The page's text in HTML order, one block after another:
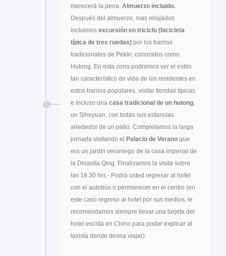
merecerá la pena. Almuerzo incluido.
Después del almuerzo, mas relajados
incluimos excursión en triciclo (bicicleta
típica de tres ruedas) por los barrios
tradicionales de Pekín, conocidos como
Hutong. En esta zona podremos ver el estilo
tan característico de vida de los residentes en
estos barrios populares, visitar tiendas típicas
e incluso una casa tradicional de un hutong,
un Siheyuan, con todas sus estancias
alrededor de un patio. Completamos la larga
jornada visitando el
Palacio de Verano que
era un jardín veraniego de la casa imperial de
la Dinastía Qing. Finalizamos la visita sobre
las 18.30 hrs.- Podrá usted regresar al hotel
con el autobús o permanecer en el centro (en
este caso regreso al hotel por sus medios, le
recomendamos siempre llevar una tarjeta del
hotel escrita en Chino para poder explicar al
taxista donde desea viajar).